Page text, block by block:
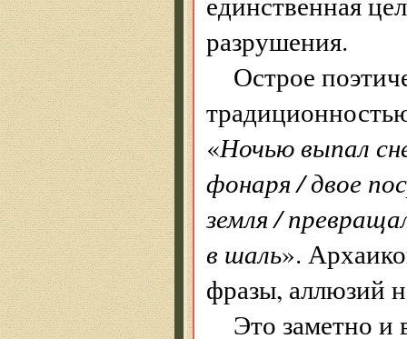
разрушения.
Острое
«Ночью выпал
фонаря / двое
земля /
в шаль».
фразы, аллюзий
Это заметно и